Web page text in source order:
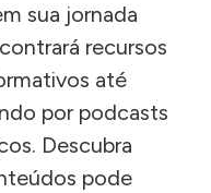
sua jornada
recursos
até
por podcasts
Descubra
pode